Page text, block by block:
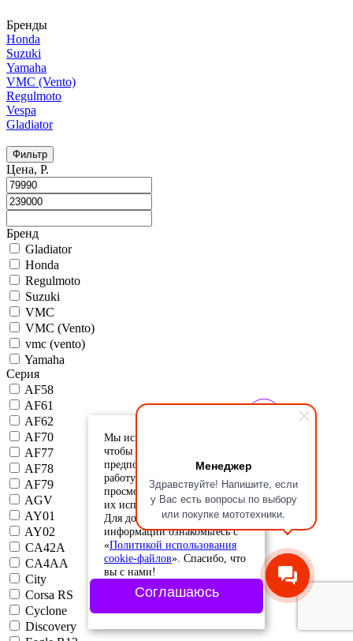
Менеджер
Здравствуйте! Напишите, если
у Вас есть вопросы по выбору
или покупке мототехники.
Бренды
Honda
Suzuki
Yamaha
VMC (Vento)
Regulmoto
Vespa
Gladiator
Фильтр
Цена, Р.
Бренд
Gladiator
Honda
Regulmoto
Suzuki
VMC
VMC (Vento)
vmc (vento)
Yamaha
Серия
AF58
AF61
AF62
AF70
AF77
AF78
AF79
AGV
AY01
AY02
CA42A
CA4AA
City
Corsa RS
Cyclone
Discovery
Мы используем cookie-файлы,
чтобы учесть ваши
предпочтения и улучшить
работу сайта. Продолжая
просмотр, вы соглашаетесь с
их использованием.
Для дополнительной
информации ознакомьтесь с
«Политикой использования
cookie-файлов». Спасибо, что
вы с нами!
Соглашаюсь